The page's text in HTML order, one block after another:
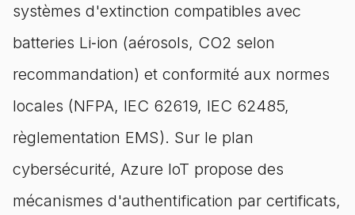
systèmes d'extinction compatibles avec
batteries Li‑ion (aérosols, CO2 selon
recommandation) et conformité aux normes
locales (NFPA, IEC 62619, IEC 62485,
règlementation EMS). Sur le plan
cybersécurité, Azure IoT propose des
mécanismes d'authentification par certificats,